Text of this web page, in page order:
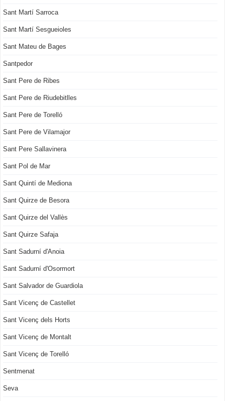
Sant Martí Sarroca
Sant Martí Sesgueioles
Sant Mateu de Bages
Santpedor
Sant Pere de Ribes
Sant Pere de Riudebitlles
Sant Pere de Torelló
Sant Pere de Vilamajor
Sant Pere Sallavinera
Sant Pol de Mar
Sant Quintí de Mediona
Sant Quirze de Besora
Sant Quirze del Vallès
Sant Quirze Safaja
Sant Sadurní d'Anoia
Sant Sadurní d'Osormort
Sant Salvador de Guardiola
Sant Vicenç de Castellet
Sant Vicenç dels Horts
Sant Vicenç de Montalt
Sant Vicenç de Torelló
Sentmenat
Seva